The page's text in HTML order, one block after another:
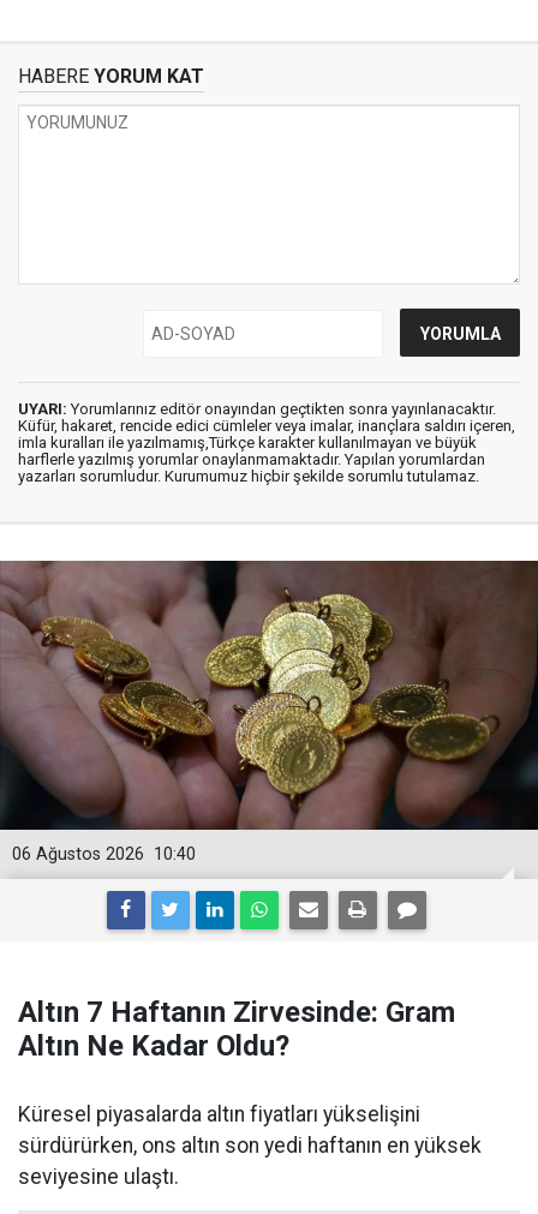
HABERE YORUM KAT
UYARI: Yorumlarınız editör onayından geçtikten sonra yayınlanacaktır.
Küfür, hakaret, rencide edici cümleler veya imalar, inançlara saldırı içeren,
imla kuralları ile yazılmamış,Türkçe karakter kullanılmayan ve büyük
harflerle yazılmış yorumlar onaylanmamaktadır. Yapılan yorumlardan
yazarları sorumludur. Kurumumuz hiçbir şekilde sorumlu tutulamaz.
10:40
06 Ağustos 2026
Altın 7 Haftanın Zirvesinde: Gram
Altın Ne Kadar Oldu?
Küresel piyasalarda altın fiyatları yükselişini
sürdürürken, ons altın son yedi haftanın en yüksek
seviyesine ulaştı.